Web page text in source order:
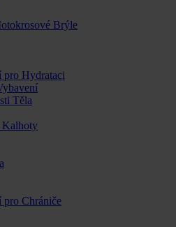
Brýle
pro Hydrataci
Těla
Kalhoty
pro Chrániče